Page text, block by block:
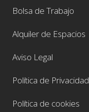
Bolsa de Trabajo
Alquiler de Espacios
Aviso Legal
Política de Privacidad
Política de cookies